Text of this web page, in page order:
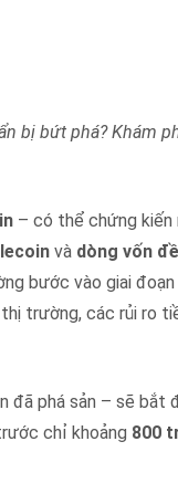
bị bứt phá? Khám
– có thể chứng
và dòng vốn
bước vào giai
trường, các rủi ro
đã phá sản – sẽ bắt
chỉ khoảng 800